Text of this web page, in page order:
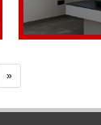
»